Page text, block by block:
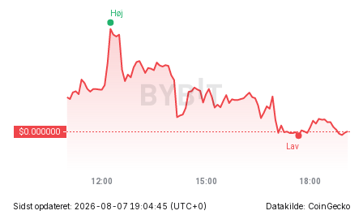
Sidst opdateret: 2026-08-07 19:04:45 (UTC+0)
Datakilde: CoinGecko